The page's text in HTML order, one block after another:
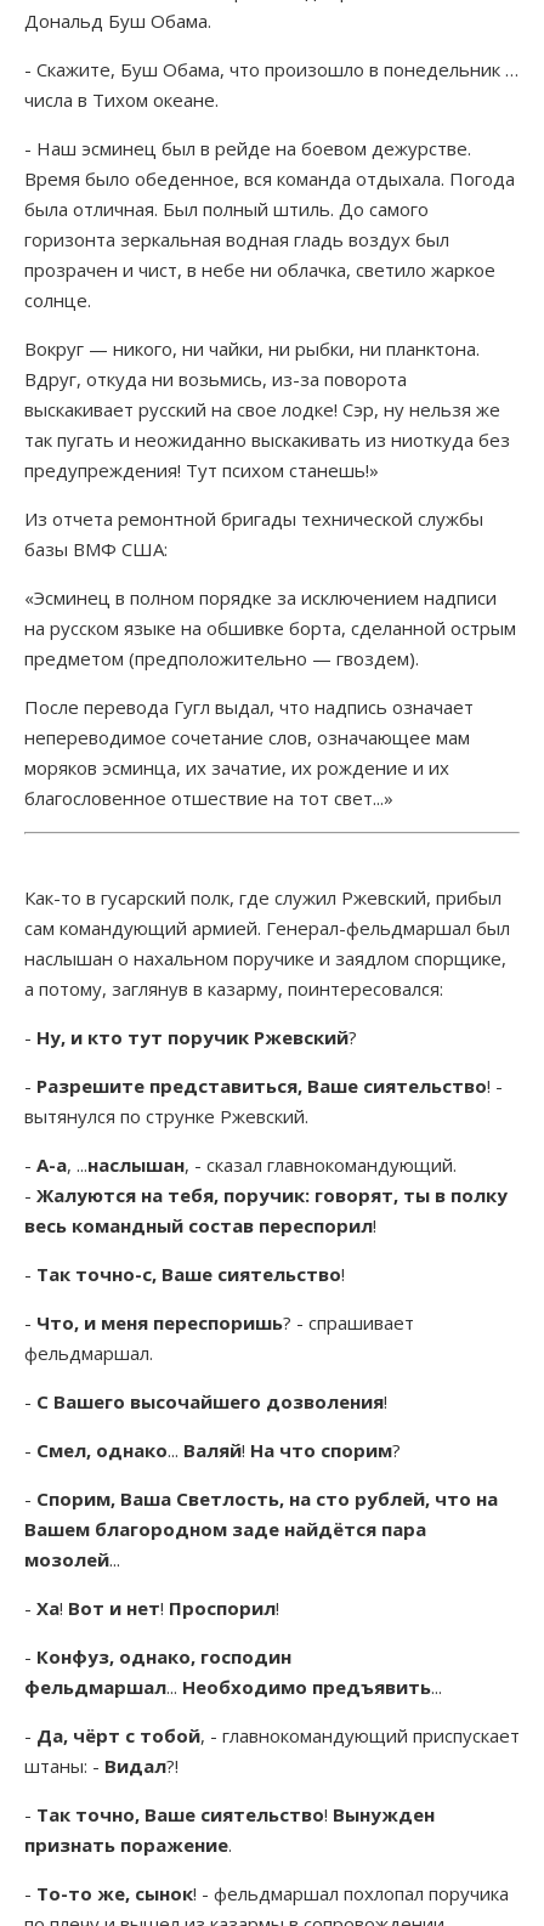
Дональд Буш Обама.
- Скажите, Буш Обама, что произошло в понедельник …
числа в Тихом океане.
- Наш эсминец был в рейде на боевом дежурстве.
Время было обеденное, вся команда отдыхала. Погода
была отличная. Был полный штиль. До самого
горизонта зеркальная водная гладь воздух был
прозрачен и чист, в небе ни облачка, светило жаркое
солнце.
Вокруг — никого, ни чайки, ни рыбки, ни планктона.
Вдруг, откуда ни возьмись, из-за поворота
выскакивает русский на свое лодке! Сэр, ну нельзя же
так пугать и неожиданно выскакивать из ниоткуда без
предупреждения! Тут психом станешь!»
Из отчета ремонтной бригады технической службы
базы ВМФ США:
«Эсминец в полном порядке за исключением надписи
на русском языке на обшивке борта, сделанной острым
предметом (предположительно — гвоздем).
После перевода Гугл выдал, что надпись означает
непереводимое сочетание слов, означающее мам
моряков эсминца, их зачатие, их рождение и их
благословенное отшествие на тот свет...»
Как-то в гусарский полк, где служил Ржевский, прибыл
сам командующий армией. Генерал-фельдмаршал был
наслышан о нахальном поручике и заядлом спорщике,
а потому, заглянув в казарму, поинтересовался:
- Ну, и кто тут поручик Ржевский?
- Разрешите представиться, Ваше сиятельство! -
вытянулся по струнке Ржевский.
- А-а, ...наслышан, - сказал главнокомандующий.
- Жалуются на тебя, поручик: говорят, ты в полку
весь командный состав переспорил!
- Так точно-с, Ваше сиятельство!
- Что, и меня переспоришь? - спрашивает
фельдмаршал.
- С Вашего высочайшего дозволения!
- Смел, однако... Валяй! На что спорим?
- Спорим, Ваша Светлость, на сто рублей, что на
Вашем благородном заде найдётся пара
мозолей...
- Ха! Вот и нет! Проспорил!
- Конфуз, однако, господин
фельдмаршал... Необходимо предъявить...
- Да, чёрт с тобой, - главнокомандующий приспускает
штаны: - Видал?!
- Так точно, Ваше сиятельство! Вынужден
признать поражение.
- То-то же, сынок! - фельдмаршал похлопал поручика